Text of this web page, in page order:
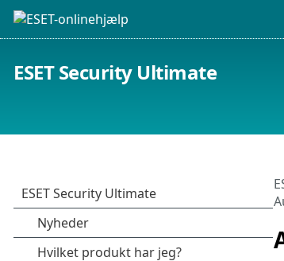
ESET Security Ultimate